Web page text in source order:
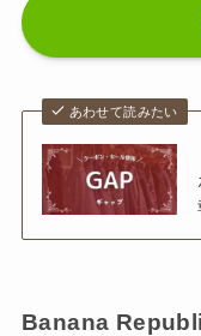
あわせて読みたい
Banana